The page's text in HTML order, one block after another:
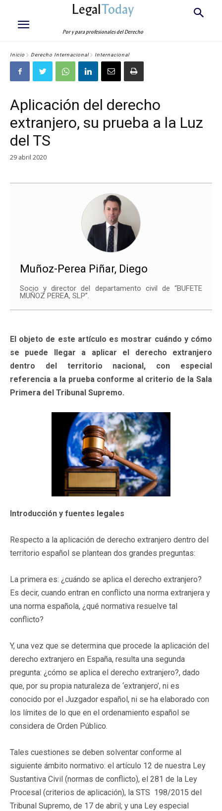
LegalToday
Por y para profesionales del Derecho
Inicio Derecho Internacional Internacional
Aplicación del derecho
extranjero, su prueba a la Luz
del TS
29 abril 2020
Muñoz-Perea Piñar, Diego
Socio y director del departamento civil de “BUFETE
MUÑOZ PEREA, SLP”.
El objeto de este artículo es mostrar cuándo y cómo
se puede llegar a aplicar el derecho extranjero
dentro del territorio nacional, con especial
referencia a la prueba conforme al criterio de la Sala
Primera del Tribunal Supremo.
Introducción y fuentes legales
Respecto a la aplicación de derecho extranjero dentro del
territorio español se plantean dos grandes preguntas:
La primera es: ¿cuándo se aplica el derecho extranjero?
Es decir, cuando entran en conflicto una norma extranjera y
una norma española, ¿qué normativa resuelve tal
conflicto?
Y, una vez que se determina que procede la aplicación del
derecho extranjero en España, resulta una segunda
pregunta: ¿cómo se aplica el derecho extranjero?, dado
que, por su propia naturaleza de ‘extranjero’, ni es
conocido por el Juzgador español, ni se ha elaborado con
los límites de lo que en el ordenamiento español se
considera de Orden Público.
Tales cuestiones se deben solventar conforme al
siguiente ámbito normativo: el artículo 12 de nuestra Ley
Sustantiva Civil (normas de conflicto), el 281 de la Ley
Procesal (criterios de aplicación), la STS 198/2015 del
Tribunal Supremo, de 17 de abril; y una Ley especial